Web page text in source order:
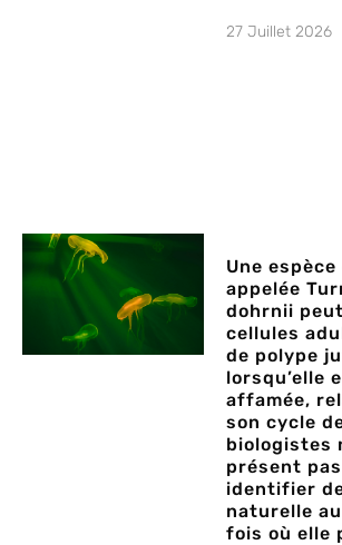
27 Juillet 2026
Une
appelée
dohrnii
cellules
de polype
lorsqu’elle
affamée,
son cycle
biologistes
présent
identifier
naturelle
fois où elle